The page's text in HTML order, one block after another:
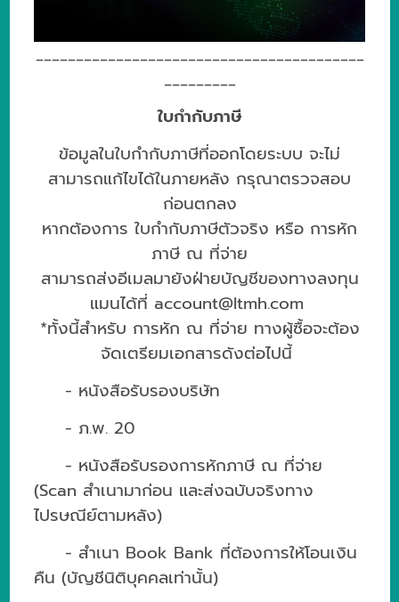
_________________________________________
_________
ใบกำกับภาษี
ข้อมูลในใบกำกับภาษีที่ออกโดยระบบ จะไม่
สามารถแก้ไขได้ในภายหลัง กรุณาตรวจสอบ
ก่อนตกลง
หากต้องการ ใบกำกับภาษีตัวจริง หรือ การหัก
ภาษี ณ ที่จ่าย
สามารถส่งอีเมลมายังฝ่ายบัญชีของทางลงทุน
แมนได้ที่ account@ltmh.com
*ทั้งนี้สำหรับ การหัก ณ ที่จ่าย ทางผู้ซื้อจะต้อง
จัดเตรียมเอกสารดังต่อไปนี้
- หนังสือรับรองบริษัท
- ภ.พ. 20
- หนังสือรับรองการหักภาษี ณ ที่จ่าย
(Scan สำเนามาก่อน และส่งฉบับจริงทาง
ไปรษณีย์ตามหลัง)
- สำเนา Book Bank ที่ต้องการให้โอนเงิน
คืน (บัญชีนิติบุคคลเท่านั้น)